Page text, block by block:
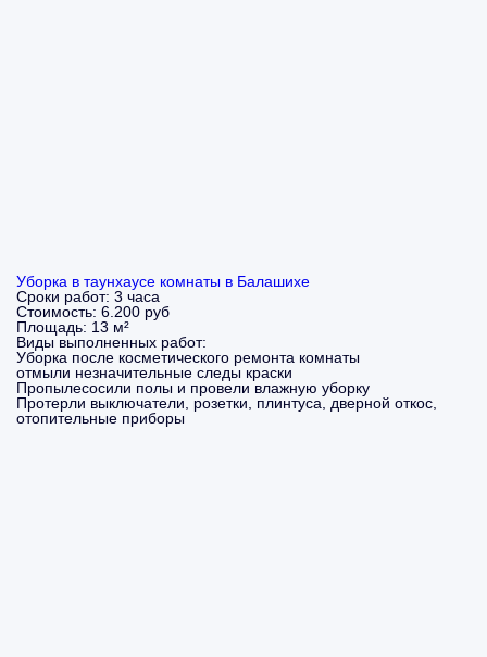
Уборка в таунхаусе комнаты в Балашихе
Сроки работ: 3 часа
Стоимость: 6.200 руб
Площадь: 13 м²
Виды выполненных работ:
Уборка после косметического ремонта комнаты
отмыли незначительные следы краски
Пропылесосили полы и провели влажную уборку
Протерли выключатели, розетки, плинтуса, дверной откос,
отопительные приборы